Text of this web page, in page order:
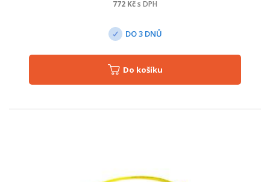
772 Kčs DPH
DO 3 DNŮ
Do košíku